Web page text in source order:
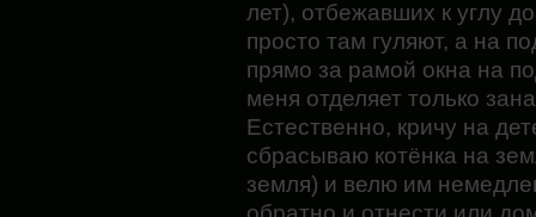
лет), отбежавших к углу
просто там гуляют, а на
прямо за рамой окна на
меня отделяет только
Естественно, кричу на
сбрасываю котёнка на
земля) и велю им